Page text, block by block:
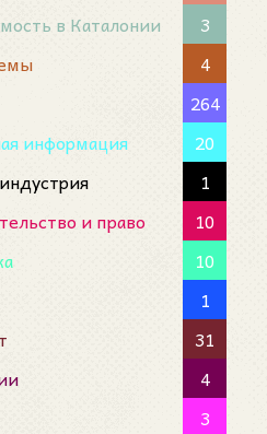
в Каталонии
3
4
264
информация
20
1
и право
10
10
1
31
4
3